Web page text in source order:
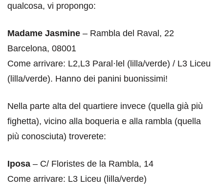
qualcosa, vi propongo:
Madame Jasmine – Rambla del Raval, 22
Barcelona, 08001
Come arrivare: L2,L3 Paral·lel (lilla/verde) / L3 Liceu
(lilla/verde). Hanno dei panini buonissimi!
Nella parte alta del quartiere invece (quella già più
fighetta), vicino alla boqueria e alla rambla (quella
più conosciuta) troverete:
Iposa – C/ Floristes de la Rambla, 14
Come arrivare: L3 Liceu (lilla/verde)